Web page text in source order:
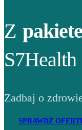
Z
S7Health
Zadbaj o
SPRAWDŹ